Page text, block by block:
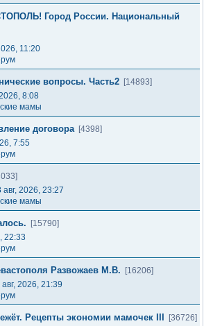
Город России. Национальный
11:20
вопросы. Часть2 [14893]
8:08
мамы
договора [4398]
7:55
авг, 2026, 23:27
мамы
[15790]
22:33
Развожаев М.В.
[16206]
2026, 21:39
Рецепты экономии мамочек III
[36726]